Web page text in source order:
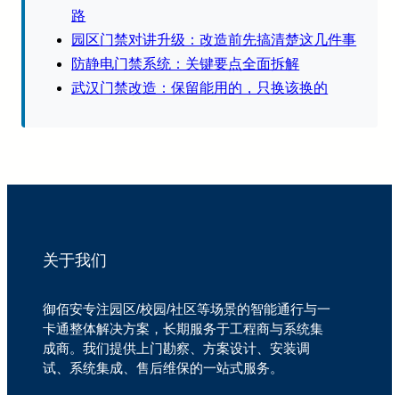
路
园区门禁对讲升级：改造前先搞清楚这几件事
防静电门禁系统：关键要点全面拆解
武汉门禁改造：保留能用的，只换该换的
关于我们
御佰安专注园区/校园/社区等场景的智能通行与一
卡通整体解决方案，长期服务于工程商与系统集
成商。我们提供上门勘察、方案设计、安装调
试、系统集成、售后维保的一站式服务。